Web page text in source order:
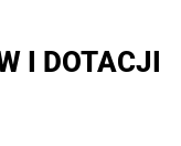
I DOTACJI